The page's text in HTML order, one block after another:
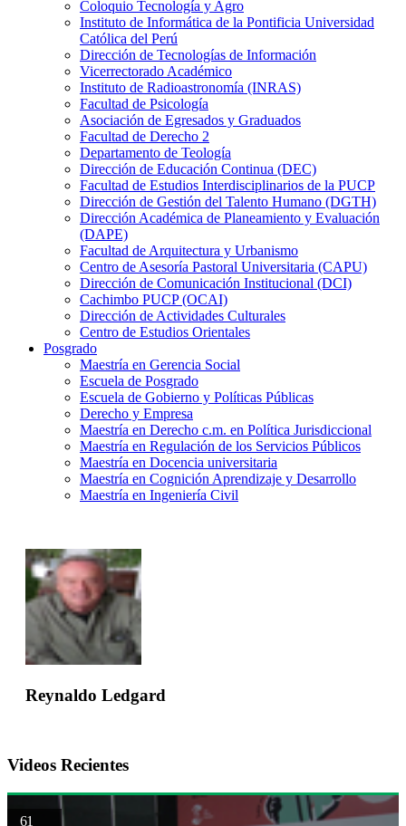
Coloquio Tecnología y Agro
Instituto de Informática de la Pontificia Universidad
Católica del Perú
Dirección de Tecnologías de Información
Vicerrectorado Académico
Instituto de Radioastronomía (INRAS)
Facultad de Psicología
Asociación de Egresados y Graduados
Facultad de Derecho 2
Departamento de Teología
Dirección de Educación Continua (DEC)
Facultad de Estudios Interdisciplinarios de la PUCP
Dirección de Gestión del Talento Humano (DGTH)
Dirección Académica de Planeamiento y Evaluación
(DAPE)
Facultad de Arquitectura y Urbanismo
Centro de Asesoría Pastoral Universitaria (CAPU)
Dirección de Comunicación Institucional (DCI)
Cachimbo PUCP (OCAI)
Dirección de Actividades Culturales
Centro de Estudios Orientales
Posgrado
Maestría en Gerencia Social
Escuela de Posgrado
Escuela de Gobierno y Políticas Públicas
Derecho y Empresa
Maestría en Derecho c.m. en Política Jurisdiccional
Maestría en Regulación de los Servicios Públicos
Maestría en Docencia universitaria
Maestría en Cognición Aprendizaje y Desarrollo
Maestría en Ingeniería Civil
Reynaldo Ledgard
Videos Recientes
61